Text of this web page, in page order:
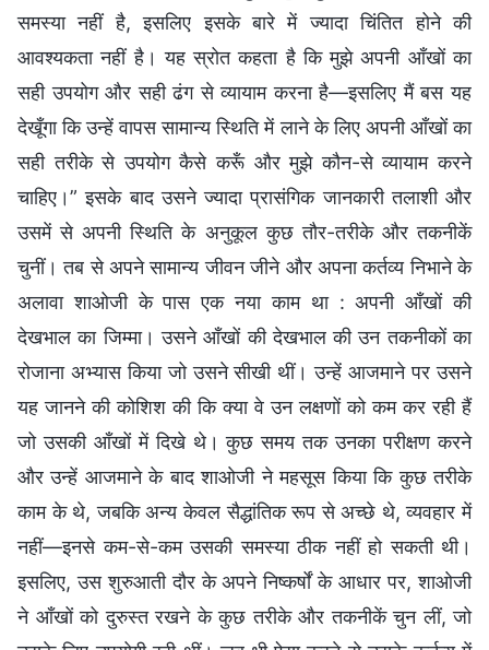
समस्या नहीं है, इसलिए इसके बारे में ज्यादा चिंतित होने की
आवश्यकता नहीं है। यह स्रोत कहता है कि मुझे अपनी आँखों का
सही उपयोग और सही ढंग से व्यायाम करना है—इसलिए मैं बस यह
देखूँगा कि उन्हें वापस सामान्य स्थिति में लाने के लिए अपनी आँखों का
सही तरीके से उपयोग कैसे करूँ और मुझे कौन-से व्यायाम करने
चाहिए।” इसके बाद उसने ज्यादा प्रासंगिक जानकारी तलाशी और
उसमें से अपनी स्थिति के अनुकूल कुछ तौर-तरीके और तकनीकें
चुनीं। तब से अपने सामान्य जीवन जीने और अपना कर्तव्य निभाने के
अलावा शाओजी के पास एक नया काम था : अपनी आँखों की
देखभाल का जिम्मा। उसने आँखों की देखभाल की उन तकनीकों का
रोजाना अभ्यास किया जो उसने सीखी थीं। उन्हें आजमाने पर उसने
यह जानने की कोशिश की कि क्या वे उन लक्षणों को कम कर रही हैं
जो उसकी आँखों में दिखे थे। कुछ समय तक उनका परीक्षण करने
और उन्हें आजमाने के बाद शाओजी ने महसूस किया कि कुछ तरीके
काम के थे, जबकि अन्य केवल सैद्धांतिक रूप से अच्छे थे, व्यवहार में
नहीं—इनसे कम-से-कम उसकी समस्या ठीक नहीं हो सकती थी।
इसलिए, उस शुरुआती दौर के अपने निष्कर्षों के आधार पर, शाओजी
ने आँखों को दुरुस्त रखने के कुछ तरीके और तकनीकें चुन लीं, जो